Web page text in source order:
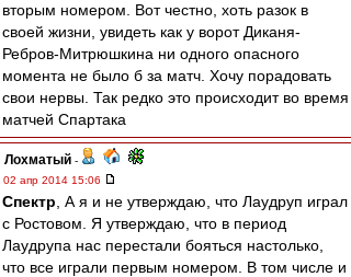
вторым номером. Вот честно, хоть разок в
своей жизни, увидеть как у ворот Диканя-
Ребров-Митрюшкина ни одного опасного
момента не было б за матч. Хочу порадовать
свои нервы. Так редко это происходит во время
матчей Спартака
Лохматый -
02 апр 2014 15:06
Спектр , А я и не утверждаю, что Лаудруп играл
с Ростовом. Я утверждаю, что в период
Лаудрупа нас перестали бояться настолько,
что все играли первым номером. В том числе и